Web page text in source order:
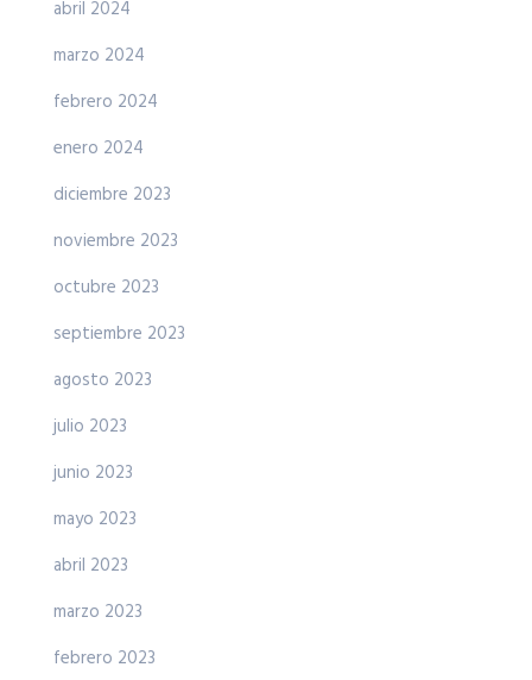
abril 2024
marzo 2024
febrero 2024
enero 2024
diciembre 2023
noviembre 2023
octubre 2023
septiembre 2023
agosto 2023
julio 2023
junio 2023
mayo 2023
abril 2023
marzo 2023
febrero 2023